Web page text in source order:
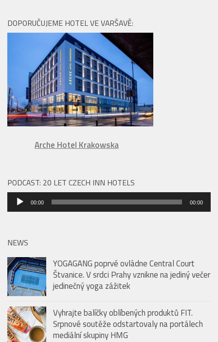
DOPORUČUJEME HOTEL VE VARŠAVĚ:
Arche Hotel Krakowska
PODCAST: 20 LET CZECH INN HOTELS
Audio
přehrávač
00:00 00:00
NEWS
YOGAGANG poprvé ovládne Central Court
Štvanice. V srdci Prahy vznikne na jediný večer
jedinečný yoga zážitek
Vyhrajte balíčky oblíbených produktů FIT.
Srpnové soutěže odstartovaly na portálech
mediální skupiny HMG